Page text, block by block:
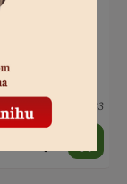
Kód: 8228